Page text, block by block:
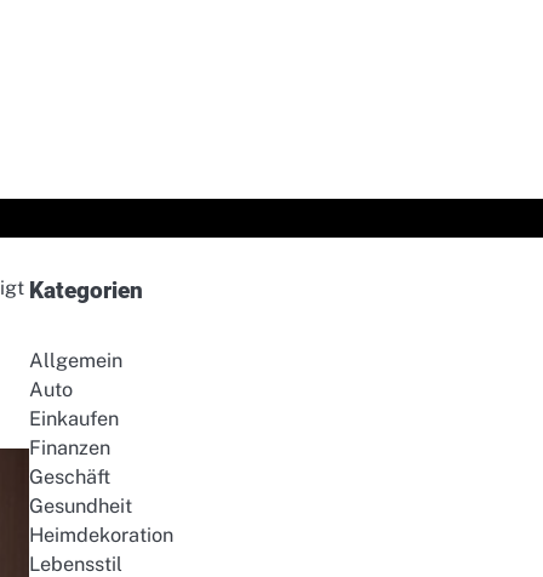
Kategorien
Allgemein
Auto
Einkaufen
Finanzen
Geschäft
Gesundheit
Heimdekoration
Lebensstil